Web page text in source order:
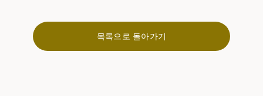
목록으로 돌아가기